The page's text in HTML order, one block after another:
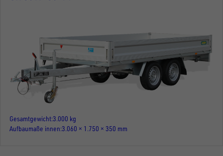
Gesamtgewicht3.000 kg
Aufbaumaße innen 3.060 × 1.750 × 350 mm